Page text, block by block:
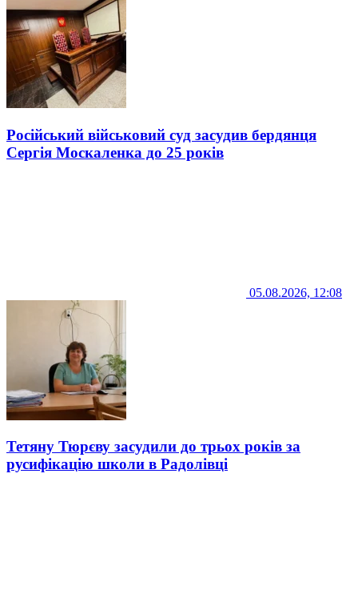
Російський військовий суд засудив бердянця
Сергія Москаленка до 25 років
05.08.2026, 12:08
Тетяну Тюрєву засудили до трьох років за
русифікацію школи в Радолівці